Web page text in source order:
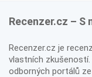
Recenzer.cz – S
Recenzer.cz je
vlastních
odborných portálů